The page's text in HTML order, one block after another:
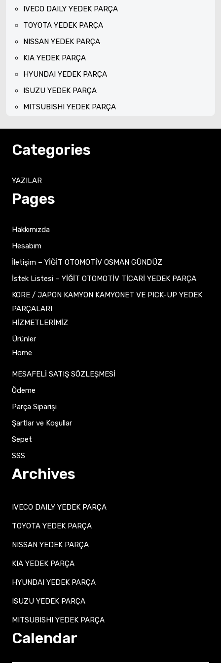
IVECO DAILY YEDEK PARÇA
TOYOTA YEDEK PARÇA
NISSAN YEDEK PARÇA
KIA YEDEK PARÇA
HYUNDAI YEDEK PARÇA
ISUZU YEDEK PARÇA
MITSUBISHI YEDEK PARÇA
Categories
YAZILAR
Pages
Hakkımızda
Hesabım
İletişim – YİĞİT OTOMOTİV OSMAN GÜNDÜZ
İstek Listesi – YİĞİT OTOMOTİV TİCARİ YEDEK PARÇA
KORE / JAPON KAMYON KAMYONET VE PICK-UP YEDEK
PARÇALARI
HİZMETLERİMİZ
Ürünler
Home
MESAFELİ SATIŞ SÖZLEŞMESİ
Ödeme
Parça Siparişi
Şartlar ve Koşullar
Sepet
SSS
Archives
IVECO DAILY YEDEK PARÇA
TOYOTA YEDEK PARÇA
NISSAN YEDEK PARÇA
KIA YEDEK PARÇA
HYUNDAI YEDEK PARÇA
ISUZU YEDEK PARÇA
MITSUBISHI YEDEK PARÇA
Calendar